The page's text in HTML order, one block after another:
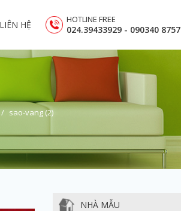
LIÊN HỆ HOTLINE FREE
024.39433929 - 090340 8757
sao-vang (2)
NHÀ MẪU